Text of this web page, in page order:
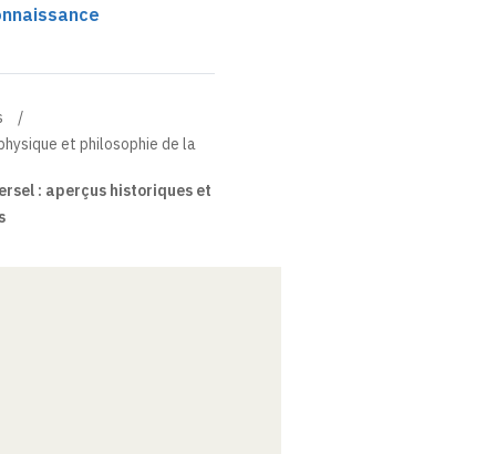
et philosophie de la
: aperçus historiques et